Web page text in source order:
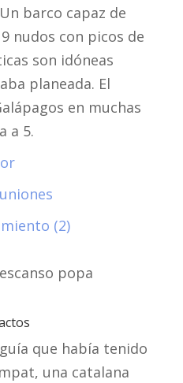
barco capaz de
nudos con picos de
son idóneas
planeada. El
en muchas
a 5.
que había tenido
una catalana